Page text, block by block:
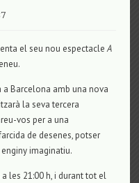
el seu nou espectacleA
a Barcelona amb una nova
la seva tercera
vos per a una
de desenes, potser
imaginatiu.
les 21:00 h, i durant tot el